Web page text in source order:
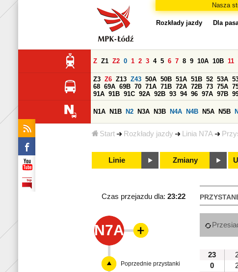
Nasza
Start Rozkłady jazdy Linia N7A
Rozkłady jazdy Dla
Z Z1 Z2 0 1 2 3 4 5 6 7 8 9 10A 10B 11
Z3 Z6 Z13 Z43 50A 50B 51A 51B 52 53A
68 69A 69B 70 71A 71B 72A 72B 73 75A
91A 91B 91C 92A 92B 93 94 96 97A 97B
N1A N1B N2 N3A N3B N4A N4B N5A N5B
Linie Zmiany
Czas przejazdu dla: 23:22
N7A
23
0
Poprzednie przystanki